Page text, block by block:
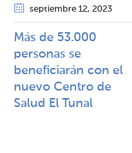
septiembre 12, 2023
Más de 53.000
personas se
beneficiarán con el
nuevo Centro de
Salud El Tunal